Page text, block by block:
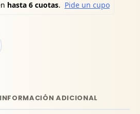
INFORMACIÓN ADICIONAL